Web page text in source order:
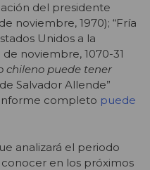
del presidente
noviembre, 1970); “Fría
Unidos a la
noviembre, 1070-31
chileno puede tener
Salvador Allende”
completo puede
analizará el periodo
conocer en los próximos